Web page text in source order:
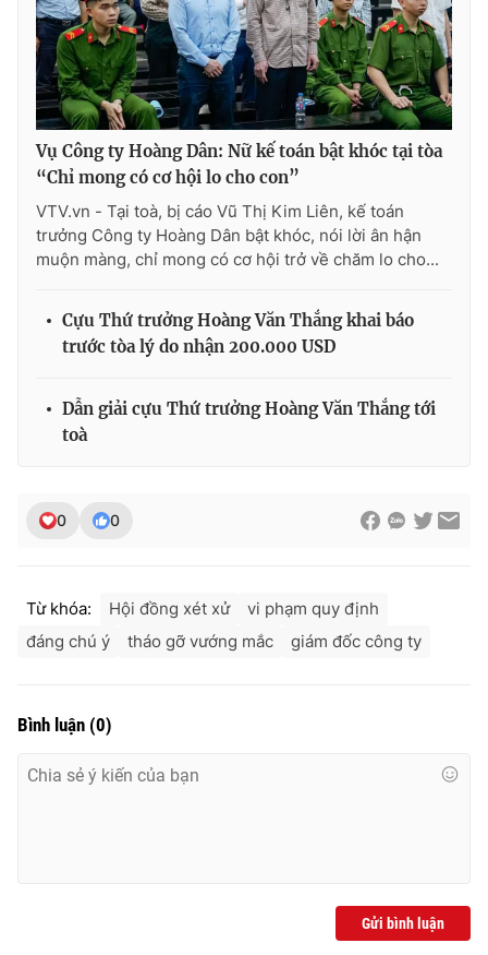
Vụ Công ty Hoàng Dân: Nữ kế toán bật khóc tại tòa
“Chỉ mong có cơ hội lo cho con”
VTV.vn - Tại toà, bị cáo Vũ Thị Kim Liên, kế toán
trưởng Công ty Hoàng Dân bật khóc, nói lời ân hận
muộn màng, chỉ mong có cơ hội trở về chăm lo cho...
Cựu Thứ trưởng Hoàng Văn Thắng khai báo
trước tòa lý do nhận 200.000 USD
Dẫn giải cựu Thứ trưởng Hoàng Văn Thắng tới
toà
0 0
Từ khóa: Hội đồng xét xử
vi phạm quy định
đáng chú ý
tháo gỡ vướng mắc giám đốc công ty
Bình luận (0)
Gửi bình luận